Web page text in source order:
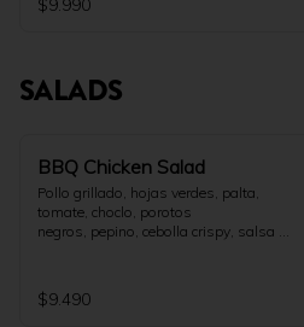
$9.990
SALADS
BBQ Chicken Salad
Pollo grillado, hojas verdes, palta,
tomate, choclo, porotos
negros, pepino, cebolla crispy, salsa
$9.490